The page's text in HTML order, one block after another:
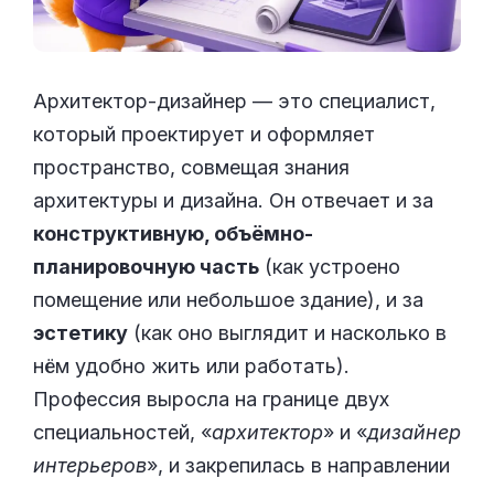
Архитектор-дизайнер — это специалист,
который проектирует и оформляет
пространство, совмещая знания
архитектуры и дизайна. Он отвечает и за
конструктивную, объёмно-
планировочную часть (как устроено
помещение или небольшое здание), и за
эстетику (как оно выглядит и насколько в
нём удобно жить или работать).
Профессия выросла на границе двух
специальностей, «архитектор» и «дизайнер
интерьеров», и закрепилась в направлении